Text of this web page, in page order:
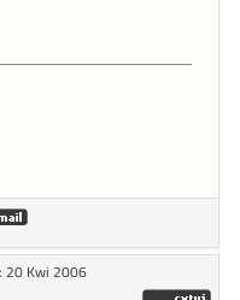
20 Kwi 2006